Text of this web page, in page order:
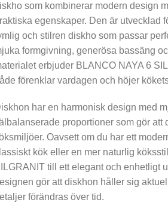
som kombinerar modern design
egenskaper. Den är utvecklad
och stilren diskho som passar
formgivning, generösa bassäng
erbjuder BLANCO NAYA 6
förenklar vardagen och höjer
har en harmonisk design med
proportioner som gör att
Oavsett om du har ett
kök eller en mer naturlig
till ett elegant och enhetligt
gör att diskhon håller sig
förändras över tid.